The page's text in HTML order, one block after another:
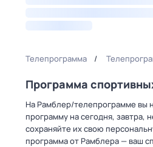
Телепрограмма
Программа
На Рамблер/телепрограмме вы
программу на сегодня, завтра,
сохраняйте их свою
программа от Рамблера — ваш